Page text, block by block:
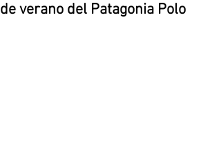
de verano del Patagonia Polo